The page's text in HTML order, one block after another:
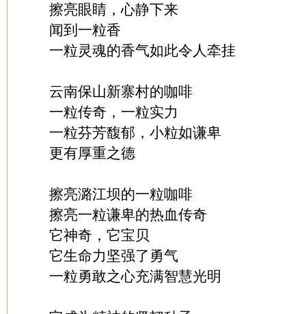
擦亮眼睛，心静下来
闻到一粒香
一粒灵魂的香气如此令人牵挂
云南保山新寨村的咖啡
一粒传奇，一粒实力
一粒芬芳馥郁，小粒如谦卑
更有厚重之德
擦亮潞江坝的一粒咖啡
擦亮一粒谦卑的热血传奇
它神奇，它宝贝
它生命力坚强了勇气
一粒勇敢之心充满智慧光明